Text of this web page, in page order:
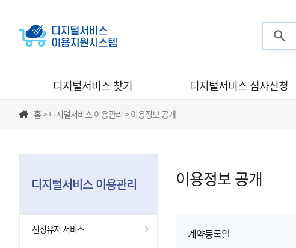
디지털서비스 찾기 디지털서비스 심사신청
홈 > 디지털서비스 이용관리 > 이용정보 공개
디지털서비스 이용관리
선정유지 서비스
이용정보 공개
계약등록일